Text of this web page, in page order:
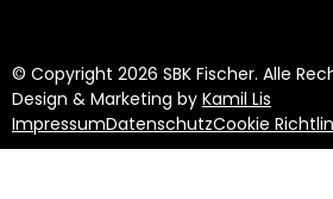
© Copyright 2026 SBK Fischer. Alle
Design & Marketing by Kamil Lis
ImpressumDatenschutzCookie